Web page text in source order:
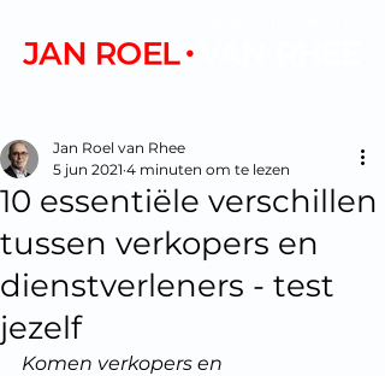
10 essentiële verschillen
tussen verkopers en
dienstverleners - test
jezelf
Jan Roel van Rhee
5 jun 2021 4 minuten om te lezen
Komen verkopers en